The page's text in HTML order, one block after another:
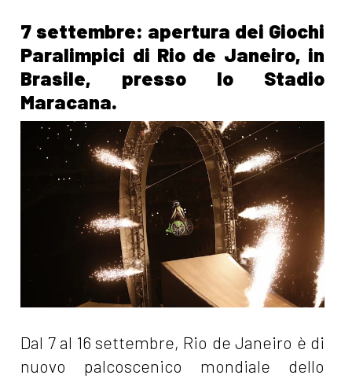
7 settembre: apertura dei Giochi
Paralimpici di Rio de Janeiro, in
Brasile, presso lo Stadio
Maracana.
Dal 7 al 16 settembre, Rio de Janeiro è di
nuovo palcoscenico mondiale dello